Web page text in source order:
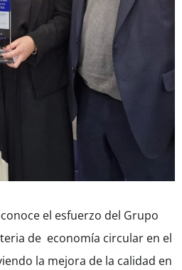
el esfuerzo del Grupo
de economía circular en el
la mejora de la calidad en